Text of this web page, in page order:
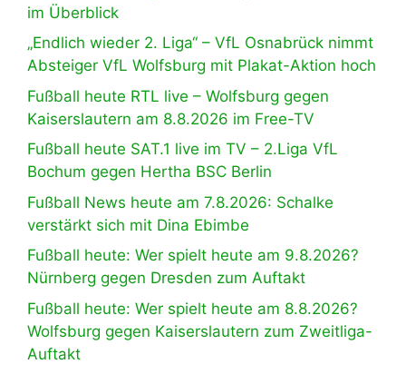
im Überblick
„Endlich wieder 2. Liga“ – VfL Osnabrück nimmt
Absteiger VfL Wolfsburg mit Plakat-Aktion hoch
Fußball heute RTL live – Wolfsburg gegen
Kaiserslautern am 8.8.2026 im Free-TV
Fußball heute SAT.1 live im TV – 2.Liga VfL
Bochum gegen Hertha BSC Berlin
Fußball News heute am 7.8.2026: Schalke
verstärkt sich mit Dina Ebimbe
Fußball heute: Wer spielt heute am 9.8.2026?
Nürnberg gegen Dresden zum Auftakt
Fußball heute: Wer spielt heute am 8.8.2026?
Wolfsburg gegen Kaiserslautern zum Zweitliga-
Auftakt